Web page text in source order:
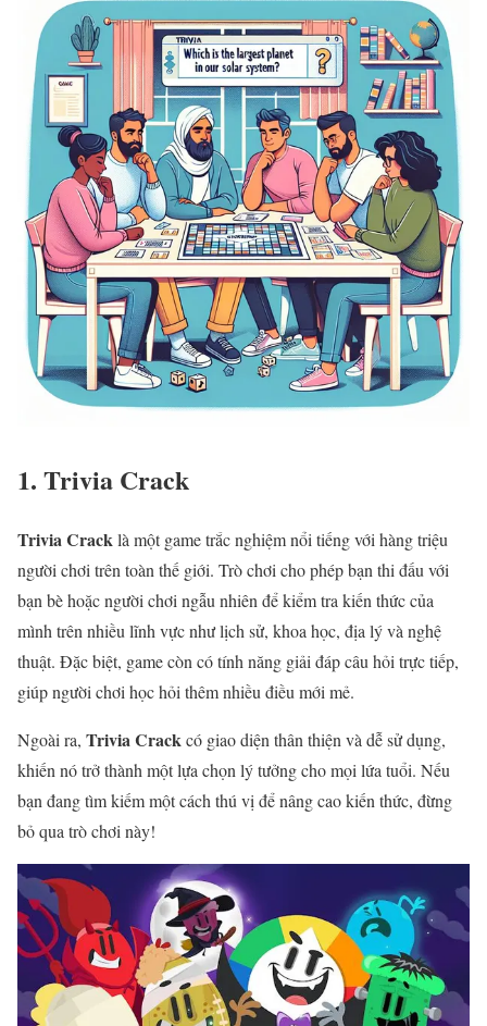
1. Trivia Crack
Trivia Cracklà một game trắc nghiệm nổi tiếng với hàng triệu
người chơi trên toàn thế giới. Trò chơi cho phép bạn thi đấu với
bạn bè hoặc người chơi ngẫu nhiên để kiểm tra kiến thức của
mình trên nhiều lĩnh vực như lịch sử, khoa học, địa lý và nghệ
thuật. Đặc biệt, game còn có tính năng giải đáp câu hỏi trực tiếp,
giúp người chơi học hỏi thêm nhiều điều mới mẻ.
Ngoài ra, Trivia Crackcó giao diện thân thiện và dễ sử dụng,
khiến nó trở thành một lựa chọn lý tưởng cho mọi lứa tuổi. Nếu
bạn đang tìm kiếm một cách thú vị để nâng cao kiến thức, đừng
bỏ qua trò chơi này!